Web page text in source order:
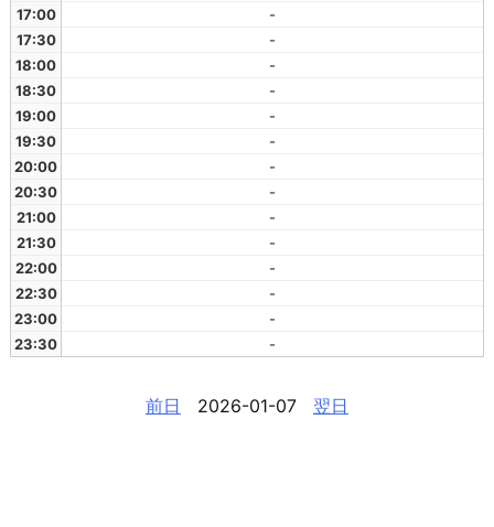
17:00
-
17:30
-
18:00
-
18:30
-
19:00
-
19:30
-
20:00
-
20:30
-
21:00
-
21:30
-
22:00
-
22:30
-
23:00
-
23:30
-
前日 2026-01-07 翌日